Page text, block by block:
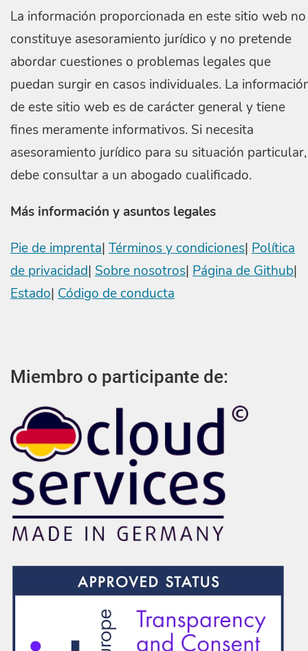
La información proporcionada en este sitio web no
constituye asesoramiento jurídico y no pretende
abordar cuestiones o problemas legales que
puedan surgir en casos individuales. La
de este sitio web es de carácter general y tiene
fines meramente informativos. Si necesita
asesoramiento jurídico para su situación particular,
debe consultar a un abogado cualificado.
Más información y asuntos legales
Pie de imprenta| Términos y condiciones| Política
de privacidad| Sobre nosotros| Página de Github|
Estado| Código de conducta
Miembro o participante de: